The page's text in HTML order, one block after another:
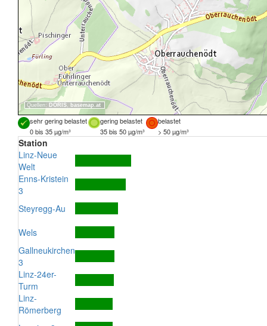
Quellen: DORIS, basemap.at
sehr gering belastet gering belastet
belastet
0 bis 35 µg/m³
35 bis 50 µg/m³ > 50 µg/m³
Station
Linz-Neue
Welt
Enns-Kristein
3
Steyregg-Au
Wels
Gallneukirchen
3
Linz-24er-
Turm
Linz-
Römerberg